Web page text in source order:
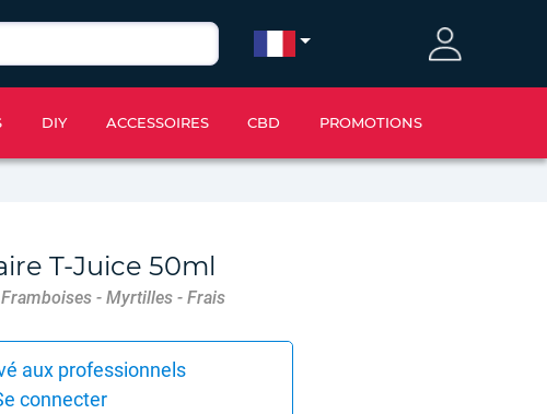
DIY ACCESSOIRES CBD PROMOTIONS
T-Juice 50ml
- Myrtilles - Frais
aux professionnels
connecter